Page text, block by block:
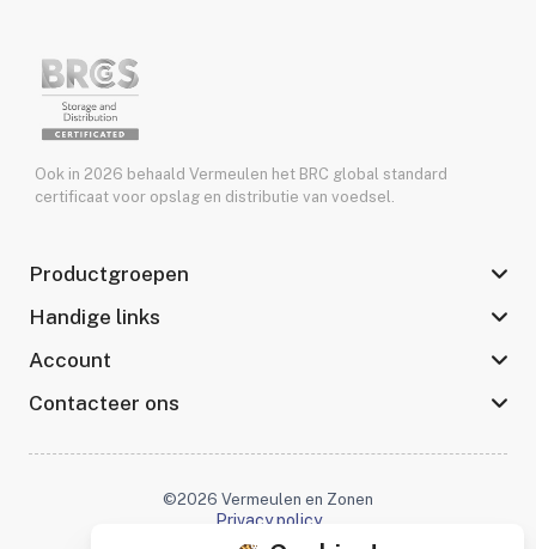
Ook in 2026 behaald Vermeulen het BRC global standard
certificaat voor opslag en distributie van voedsel.
Productgroepen
Handige links
Account
Contacteer ons
©2026 Vermeulen en Zonen
Privacy policy